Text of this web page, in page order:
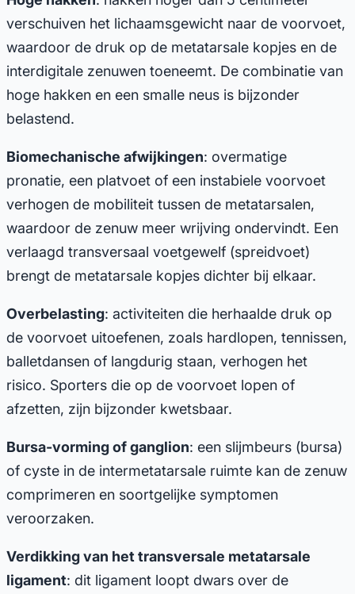
verschuiven het lichaamsgewicht naar de voorvoet,
waardoor de druk op de metatarsale kopjes en de
interdigitale zenuwen toeneemt. De combinatie van
hoge hakken en een smalle neus is bijzonder
belastend.
Biomechanische afwijkingen: overmatige
pronatie, een platvoet of een instabiele voorvoet
verhogen de mobiliteit tussen de metatarsalen,
waardoor de zenuw meer wrijving ondervindt. Een
verlaagd transversaal voetgewelf (spreidvoet)
brengt de metatarsale kopjes dichter bij elkaar.
Overbelasting: activiteiten die herhaalde druk op
de voorvoet uitoefenen, zoals hardlopen, tennissen,
balletdansen of langdurig staan, verhogen het
risico. Sporters die op de voorvoet lopen of
afzetten, zijn bijzonder kwetsbaar.
Bursa-vorming of ganglion: een slijmbeurs (bursa)
of cyste in de intermetatarsale ruimte kan de zenuw
comprimeren en soortgelijke symptomen
veroorzaken.
Verdikking van het transversale metatarsale
ligament: dit ligament loopt dwars over de